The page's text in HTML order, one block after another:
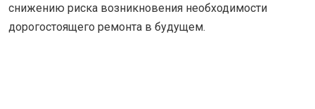
снижению риска возникновения необходимости
дорогостоящего ремонта в будущем.